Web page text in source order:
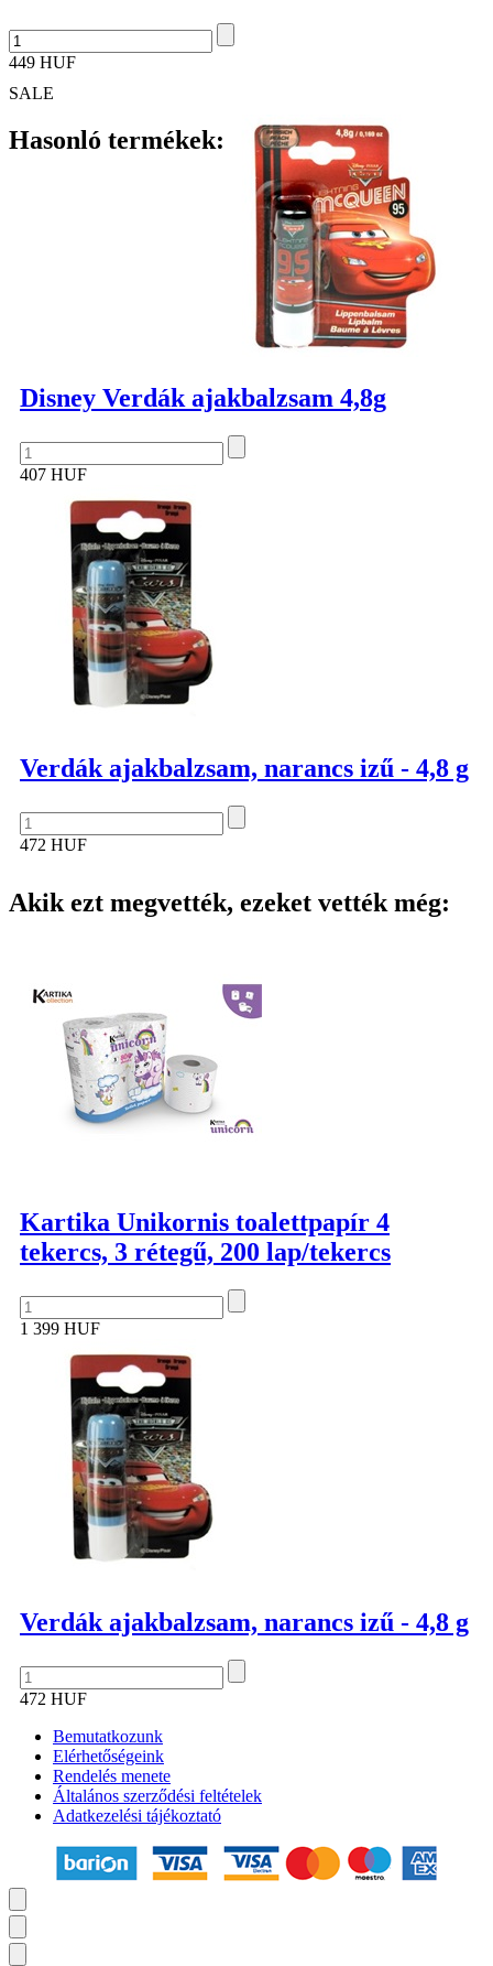
449 HUF
SALE
Hasonló termékek:
Disney Verdák ajakbalzsam 4,8g
407 HUF
Verdák ajakbalzsam, narancs izű - 4,8 g
472 HUF
Akik ezt megvették, ezeket vették még:
Kartika Unikornis toalettpapír 4
tekercs, 3 rétegű, 200 lap/tekercs
1 399 HUF
Verdák ajakbalzsam, narancs izű - 4,8 g
472 HUF
Bemutatkozunk
Elérhetőségeink
Rendelés menete
Általános szerződési feltételek
Adatkezelési tájékoztató